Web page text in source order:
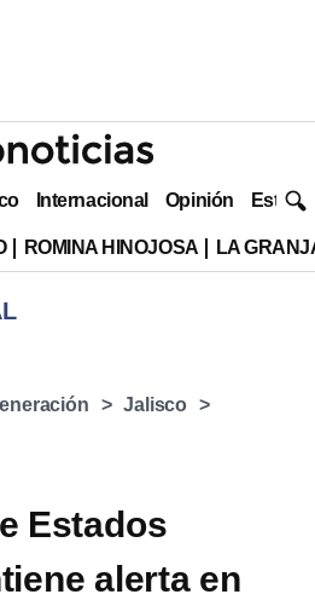
Internacional Opinión Estilo
ROMINA HINOJOSA LA
Jalisco
Estados
alerta en